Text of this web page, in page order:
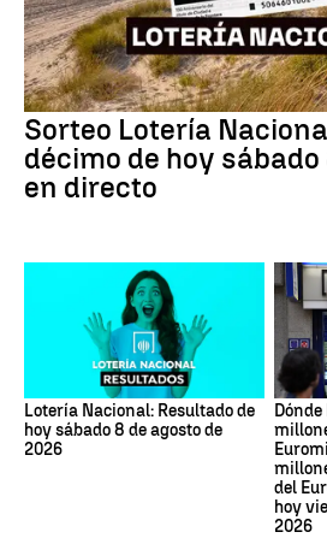
Sorteo Lotería
décimo de hoy
en directo
Lotería Nacional: Resultado de
hoy sábado 8 de agosto de
2026
del
hoy
2026